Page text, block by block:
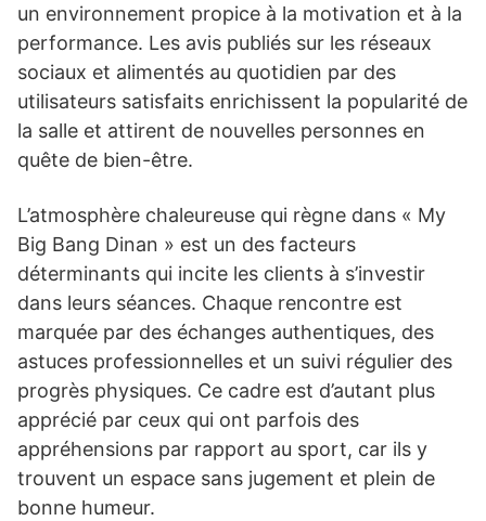
un environnement propice à la motivation et à la
performance. Les avis publiés sur les réseaux
sociaux et alimentés au quotidien par des
utilisateurs satisfaits enrichissent la popularité de
la salle et attirent de nouvelles personnes en
quête de bien-être.
L’atmosphère chaleureuse qui règne dans « My
Big Bang Dinan » est un des facteurs
déterminants qui incite les clients à s’investir
dans leurs séances. Chaque rencontre est
marquée par des échanges authentiques, des
astuces professionnelles et un suivi régulier des
progrès physiques. Ce cadre est d’autant plus
apprécié par ceux qui ont parfois des
appréhensions par rapport au sport, car ils y
trouvent un espace sans jugement et plein de
bonne humeur.